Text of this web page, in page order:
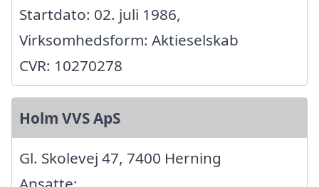
Startdato: 02. juli 1986,
Virksomhedsform: Aktieselskab
CVR: 10270278
Holm VVS ApS
Gl. Skolevej 47, 7400 Herning